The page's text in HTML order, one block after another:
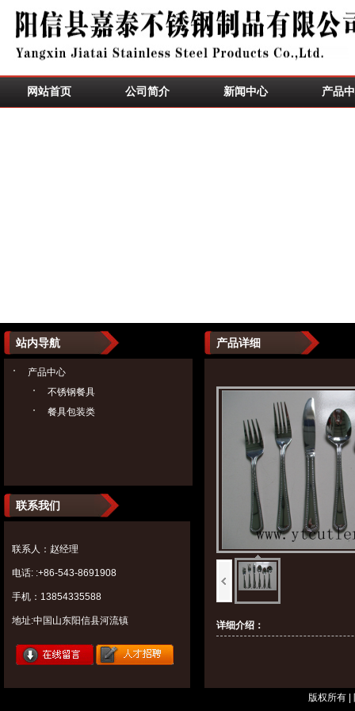
网站首页 公司简介 新闻中心 产品
产品详细
详细介绍：
站内导航
产品中心
不锈钢餐具
餐具包装类
联系我们
联系人：赵经理
电话: :+86-543-8691908
手机：13854335588
地址:中国山东阳信县河流镇
版权所有 |